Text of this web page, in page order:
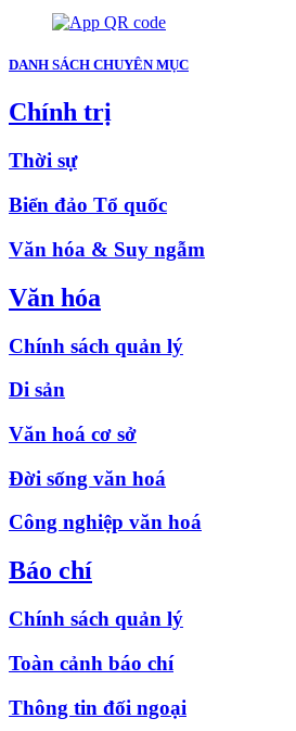
DANH SÁCH CHUYÊN MỤC
Chính trị
Thời sự
Biển đảo Tổ quốc
Văn hóa & Suy ngẫm
Văn hóa
Chính sách quản lý
Di sản
Văn hoá cơ sở
Đời sống văn hoá
Công nghiệp văn hoá
Báo chí
Chính sách quản lý
Toàn cảnh báo chí
Thông tin đối ngoại